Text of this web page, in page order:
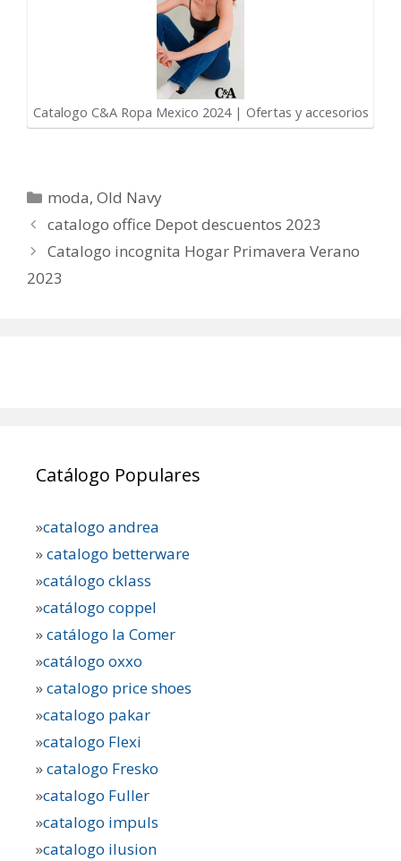
Catalogo C&A Ropa Mexico 2024 | Ofertas y accesorios
Categorías
moda,Old Navy
catalogo office Depot descuentos 2023
Catalogo incognita Hogar Primavera Verano
2023
Catálogo Populares
»catalogo andrea
»catalogo betterware
»catálogo cklass
»catálogo coppel
»catálogo la Comer
»catálogo oxxo
»catalogo price shoes
»catalogo pakar
»catalogo Flexi
»catalogo Fresko
»catalogo Fuller
»catalogo impuls
»catalogo ilusion